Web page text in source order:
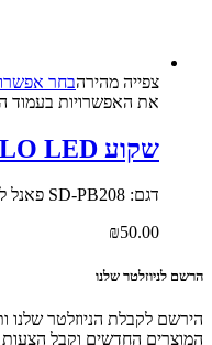
צפייה‬ ‫מהירה‬בחר
את האפשרויות בעמוד
שקוע APOLLO LED מרובע לתקרת גבס
דגם: SD-PB208 פאנל לד שקוע להתקנה קלה
₪50.00
הרשם לניוזלטר שלנו
הירשם לקבלת הניוזלטר
המוצרים החדשים וקבל הצעות